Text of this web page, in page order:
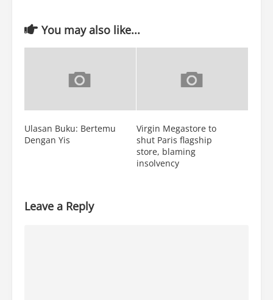
You may also like...
Ulasan Buku: Bertemu
Dengan Yis
Virgin Megastore to
shut Paris flagship
store, blaming
insolvency
Leave a Reply